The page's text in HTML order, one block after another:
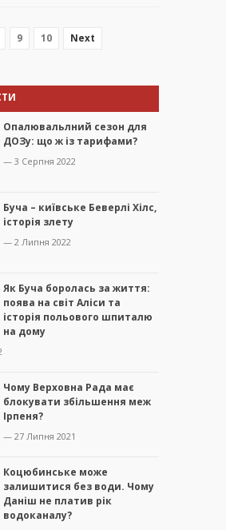
9 10 Next
Опалювальлний сезон для
ДОЗу: що ж із тарифами?
— 3 Серпня 2022
Буча – київське Беверлі Хілс,
історія злету
— 2 Липня 2022
Як Буча боролась за життя:
поява на світ Аліси та
історія польового шпиталю
на дому
Чому Верховна Рада має
блокувати збільшення меж
Ірпеня?
— 27 Липня 2021
Коцюбинське може
залишитися без води. Чому
Даніш не платив рік
водоканалу?